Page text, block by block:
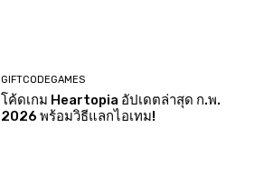
GIFTCODEGAMES
โค้ดเกม Heartopia อัปเดตล่าสุด ก.พ.
2026 พร้อมวิธีแลกไอเทม!